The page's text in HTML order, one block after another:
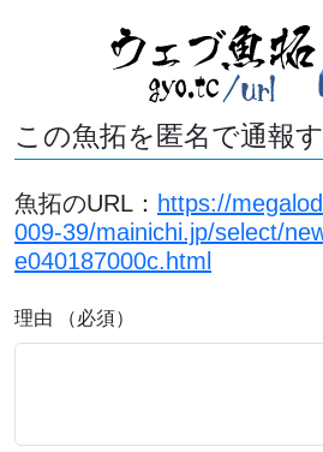
この魚拓を匿名で通報
魚拓のURL： https://
009-39/mainichi.jp/select/
e040187000c.html
理由 （必須）